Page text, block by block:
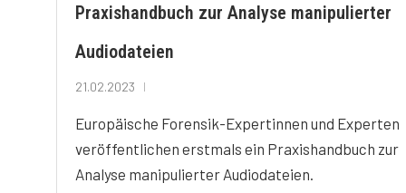
Praxishandbuch zur Analyse manipulierter
Audiodateien
21.02.2023
Europäische Forensik-Expertinnen und Experten
veröffentlichen erstmals ein Praxishandbuch zur
Analyse manipulierter Audiodateien.